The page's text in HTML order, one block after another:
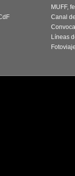
MUFF,
Canal
Líneas